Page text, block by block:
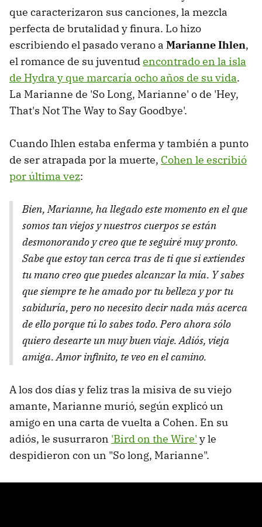
que caracterizaron sus canciones, la mezcla
perfecta de brutalidad y finura. Lo hizo
escribiendo el pasado verano a Marianne Ihlen,
el romance de su juventudencontrado en la isla
de Hydra y que marcaría ocho años de su vida.
La Marianne de 'So Long, Marianne' o de 'Hey,
That's Not The Way to Say Goodbye'.
Cuando Ihlen estaba enferma y también a punto
de ser atrapada por la muerte, Cohen le escribió
por última vez:
Bien, Marianne, ha llegado este momento en el que
somos tan viejos y nuestros cuerpos se están
desmonorando y creo que te seguiré muy pronto.
Sabe que estoy tan cerca tras de ti que si extiendes
tu mano creo que puedes alcanzar la mía. Y sabes
que siempre te he amado por tu belleza y por tu
sabiduría, pero no necesito decir nada más acerca
de ello porque tú lo sabes todo. Pero ahora sólo
quiero desearte un muy buen viaje. Adiós, vieja
amiga. Amor infinito, te veo en el camino.
A los dos días y feliz tras la misiva de su viejo
amante, Marianne murió, según explicó un
amigo en una carta de vuelta a Cohen. En su
adiós, le susurraron 'Bird on the Wire' y le
despidieron con un "So long, Marianne".